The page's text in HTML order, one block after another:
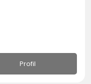
Profil